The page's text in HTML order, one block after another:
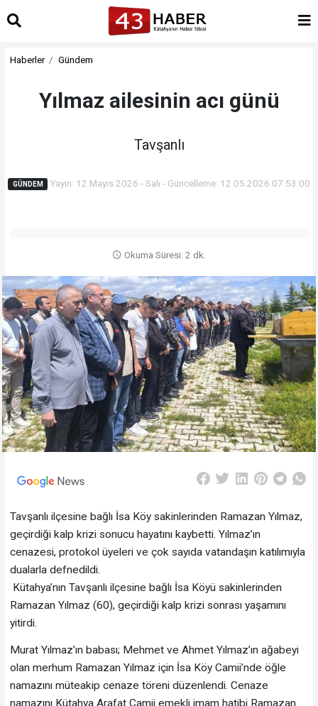
Haberler Gündem
Yılmaz ailesinin acı günü
Tavşanlı
GÜNDEM Yayın: 12 Mayıs 2026 - Salı - Güncelleme: 12.05.2026 07:53:00
Okuma Süresi: 2 dk.
Tavşanlı ilçesine bağlı İsa Köy sakinlerinden Ramazan Yılmaz,
geçirdiği kalp krizi sonucu hayatını kaybetti. Yılmaz’ın
cenazesi, protokol üyeleri ve çok sayıda vatandaşın katılımıyla
dualarla defnedildi.
Kütahya’nın Tavşanlı ilçesine bağlı İsa Köyü sakinlerinden
Ramazan Yılmaz (60), geçirdiği kalp krizi sonrası yaşamını
yitirdi.
Murat Yılmaz’ın babası; Mehmet ve Ahmet Yılmaz’ın ağabeyi
olan merhum Ramazan Yılmaz için İsa Köy Camii’nde öğle
namazını müteakip cenaze töreni düzenlendi. Cenaze